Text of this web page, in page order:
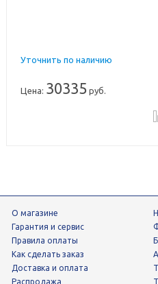
Уточнить по наличию
Цена: 30335 руб.
О магазине
Гарантия и сервис
Правила оплаты
Как сделать заказ
Доставка и оплата
Распродажа